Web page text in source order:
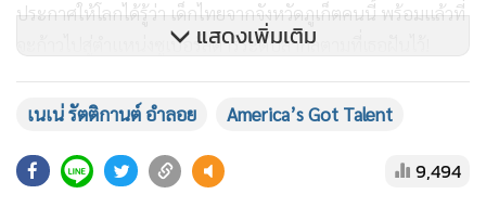
ประกาศให้โลกได้รู้ว่า เด็กไทยจากจังหวัดภูเก็ตคนนี้ พร้อมแล้วที่
จะก้าวไปสู่ตำแหน่งซูเปอร์สตาร์ระดับสากลตามที่เธอฝันไว้!
แสดงเพิ่มเติม
เนเน่ รัตติกานต์ อำลอย America’s Got Talent
9,494